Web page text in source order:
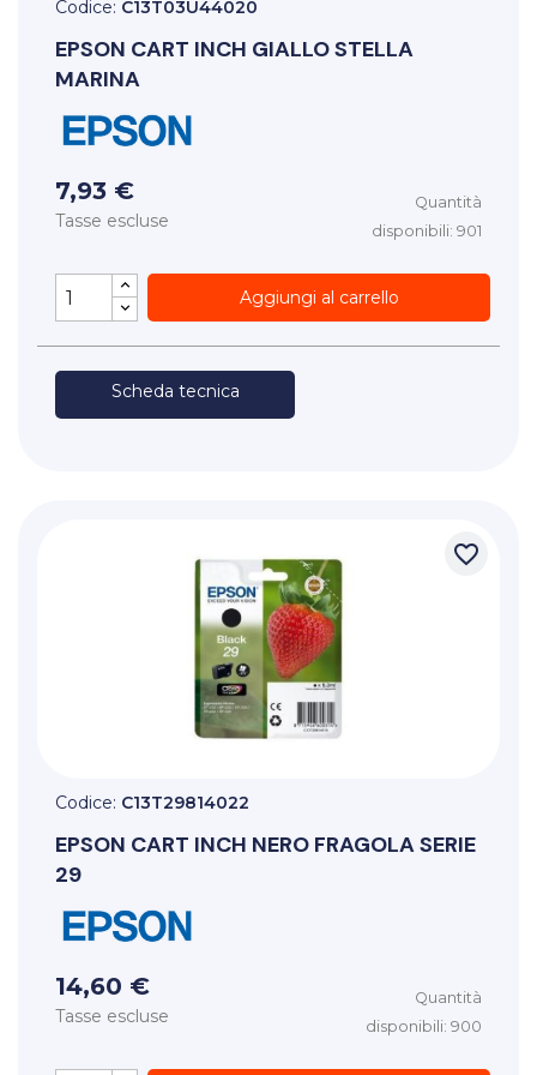
Codice: C13T03U44020
EPSON CART INCH GIALLO STELLA
MARINA
7,93 €
Tasse escluse
Quantità
disponibili: 901
Aggiungi al carrello
Scheda tecnica
favorite_border
Codice: C13T29814022
EPSON CART INCH NERO FRAGOLA SERIE
29
14,60 €
Tasse escluse
Quantità
disponibili: 900